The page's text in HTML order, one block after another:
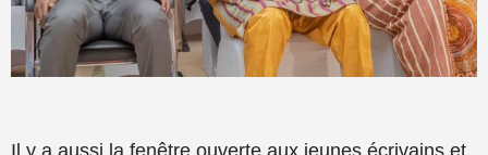
Il y a aussi la fenêtre ouverte aux jeunes écrivains et